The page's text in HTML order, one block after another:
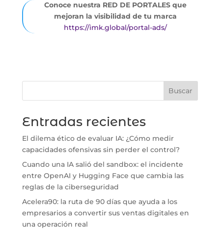
Conoce nuestra RED DE PORTALES que
mejoran la visibilidad de tu marca
https://imk.global/portal-ads/
Buscar
Entradas recientes
El dilema ético de evaluar IA: ¿Cómo medir
capacidades ofensivas sin perder el control?
Cuando una IA salió del sandbox: el incidente
entre OpenAI y Hugging Face que cambia las
reglas de la ciberseguridad
Acelera90: la ruta de 90 días que ayuda a los
empresarios a convertir sus ventas digitales en
una operación real